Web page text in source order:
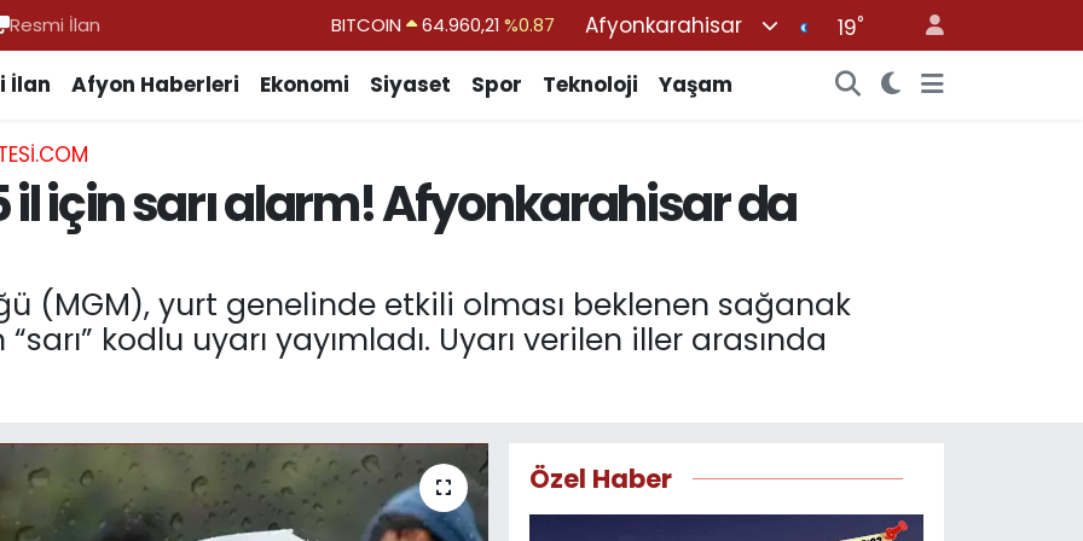
Resmi İlan DOLAR 47,7436%0.18
BİST100
13.779%-14
64.960,21
Afyonkarahisar 19°
İlan Afyon Haberleri Ekonomi Siyaset Spor Teknoloji Yaşam
il için sarı alarm! Afyonkarahisar da
(MGM), yurt genelinde etkili olması beklenen sağanak
kodlu uyarı yayımladı. Uyarı verilen iller arasında
Özel Haber